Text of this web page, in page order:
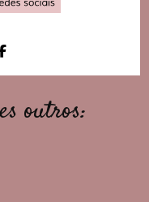
outros: